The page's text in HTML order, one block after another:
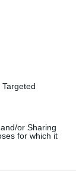
or Sharing
for which it